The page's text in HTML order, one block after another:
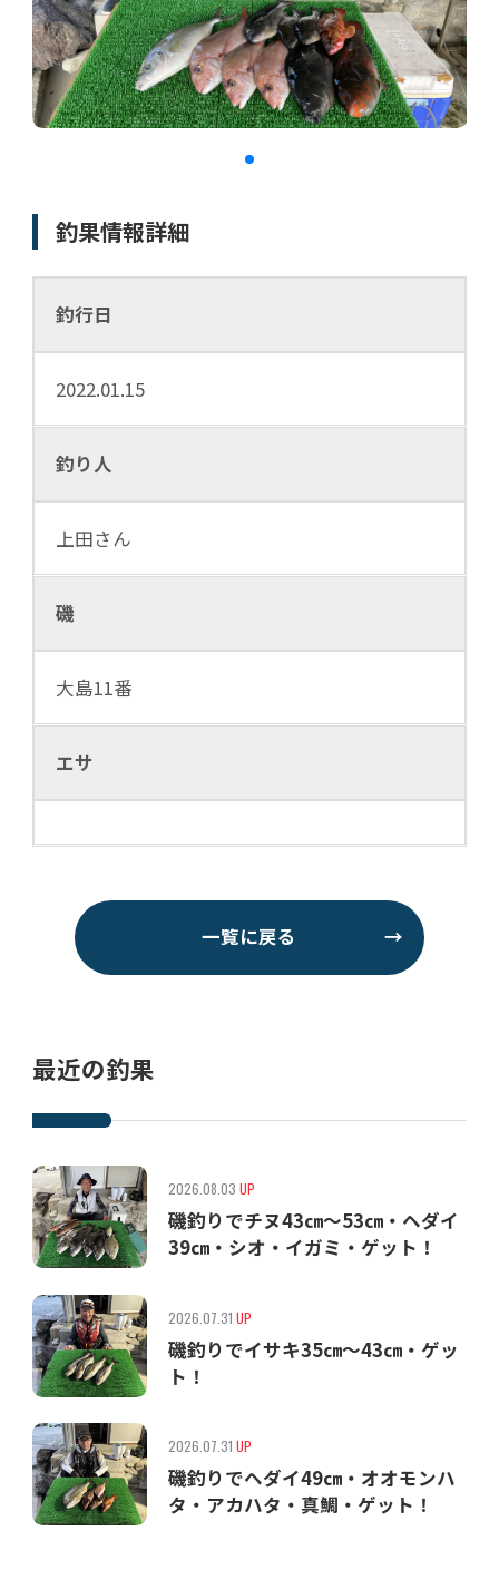
釣果情報詳細
釣行日
2022.01.15
釣り人
上田さん
磯
大島11番
エサ
一覧に戻る →
最近の釣果
2026.08.03 UP
磯釣りでチヌ43㎝〜53㎝・ヘダイ
39㎝・シオ・イガミ・ゲット！
2026.07.31 UP
磯釣りでイサキ35㎝〜43㎝・ゲッ
ト！
2026.07.31 UP
磯釣りでヘダイ49㎝・オオモンハ
タ・アカハタ・真鯛・ゲット！